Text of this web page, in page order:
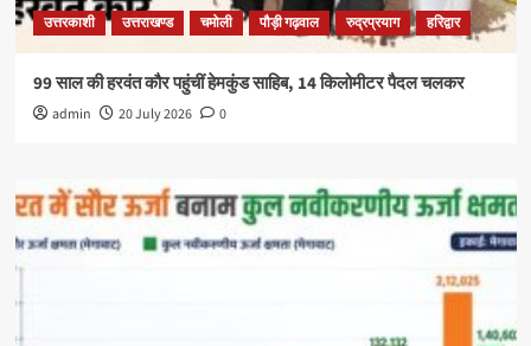
उत्तरकाशी उत्तराखण्ड चमोली पौड़ी गढ़वाल रुद्रप्रयाग हरिद्वार
99 साल की हरवंत कौर पहुंचीं हेमकुंड साहिब, 14 किलोमीटर पैदल चलकर
admin 20 July 2026 0